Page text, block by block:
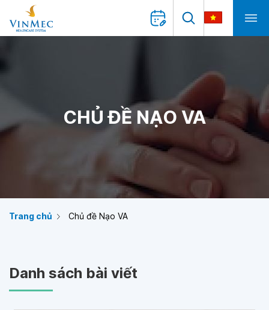
CHỦ ĐỀ NẠO VA
Trang chủ Chủ đề Nạo VA
Danh sách bài viết